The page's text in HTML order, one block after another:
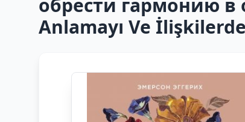
обрести гармонию в
Anlamayı Ve